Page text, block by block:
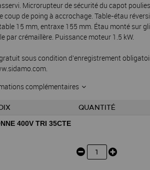
Microrupteur de sécurité du capot
coup de poing à accrochage. Table-étau
15 mm, entraxe 155 mm. Étau monté sur
par crémaillère. Puissance moteur 1.5 kW.
sous condition d'enregistrement
complémentaires
QUANTITÉ
400V TRI 35CTE